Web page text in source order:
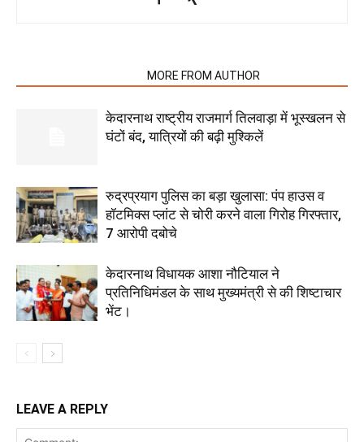
MORE FROM AUTHOR
केदारनाथ राष्ट्रीय राजमार्ग तिलवाड़ा में भूस्खलन से
घंटों बंद, यात्रियों की बढ़ी मुश्किलें
रुद्रप्रयाग पुलिस का बड़ा खुलासा: पंप हाउस व
हॉटमिक्स प्लांट से चोरी करने वाला गिरोह गिरफ्तार,
7 आरोपी दबोचे
केदारनाथ विधायक आशा नौटियाल ने
प्रतिनिधिमंडल के साथ मुख्यमंत्री से की शिष्टाचार
भेंट।
LEAVE A REPLY